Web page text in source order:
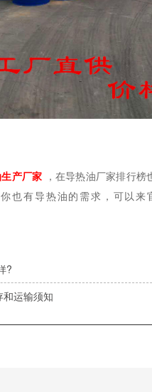
产厂家 ，在导热油厂家排行
也有导热油的需求，可以来
?
运输须知